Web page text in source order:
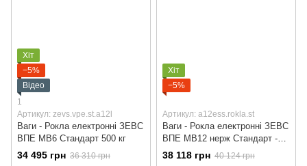
Хіт
−5%
Відео
1
Артикул: zevs.vpe.st.a12l
Ваги - Рокла електронні ЗЕВС
ВПЕ МВ6 Стандарт 500 кг
34 495 грн 36 310 грн
Хіт
−5%
Артикул: a12ess.rokla.st
Ваги - Рокла електронні ЗЕВС
ВПЕ МВ12 нерж Стандарт -
500 кг
38 118 грн 40 124 грн